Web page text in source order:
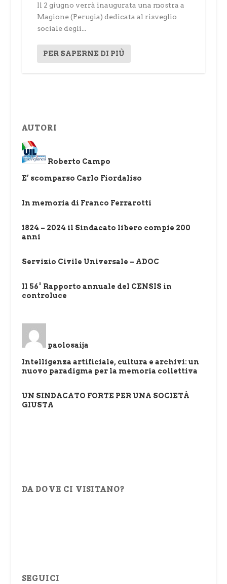
Il 2 giugno verrà inaugurata una mostra a
Magione (Perugia) dedicata al risveglio
sociale degli...
PER SAPERNE DI PIÙ
AUTORI
Roberto Campo
E’ scomparso Carlo Fiordaliso
In memoria di Franco Ferrarotti
1824 – 2024 il Sindacato libero compie 200
anni
Servizio Civile Universale – ADOC
Il 56° Rapporto annuale del CENSIS in
controluce
paolosaija
Intelligenza artificiale, cultura e archivi: un
nuovo paradigma per la memoria collettiva
UN SINDACATO FORTE PER UNA SOCIETÀ
GIUSTA
DA DOVE CI VISITANO?
SEGUICI